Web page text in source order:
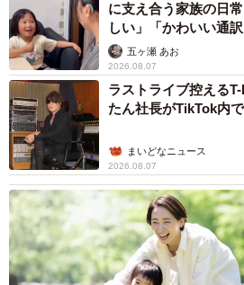
に支え合う家族の日
しい」「かわいい通訳
五ヶ瀬 あお
2026.08.07
ラストライブ控える
たん社長がTikTok内
まいどなニュース
2026.08.07